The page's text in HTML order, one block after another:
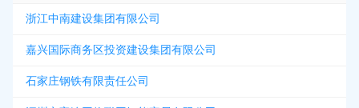
浙江中南建设集团有限公司
嘉兴国际商务区投资建设集团有限公司
石家庄钢铁有限责任公司